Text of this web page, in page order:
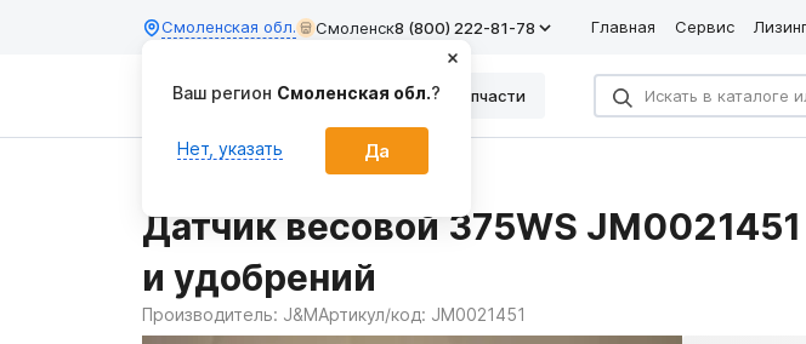
Смоленская обл. Смоленск8 (800) 222-81-78 Главная Сервис
Каталог Запчасти
Датчик весовой 375WS
и удобрений
Производитель: J&MАртикул/код: JM0021451
Ваш регион Смоленская обл.?
Нет, указать Да